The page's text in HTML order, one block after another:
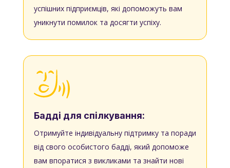
успішних підприємців, які допоможуть вам
уникнути помилок та досягти успіху.
Бадді для спілкування:
Отримуйте індивідуальну підтримку та поради
від свого особистого бадді, який допоможе
вам впоратися з викликами та знайти нові